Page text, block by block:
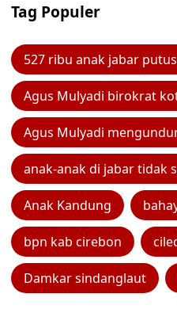
Tag Populer
527 ribu anak jabar
Agus Mulyadi birokrat
Agus Mulyadi
anak-anak di jabar tidak
Anak Kandung
bpn kab cirebon
Damkar sindanglaut